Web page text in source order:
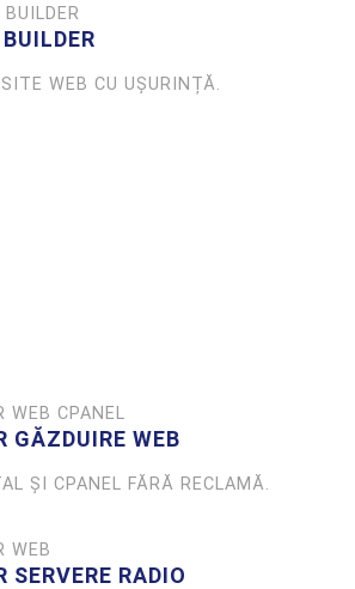
WEB CU UȘURINȚĂ.
GĂZDUIRE WEB
ȘI CPANEL FĂRĂ RECLAMĂ.
SERVERE RADIO